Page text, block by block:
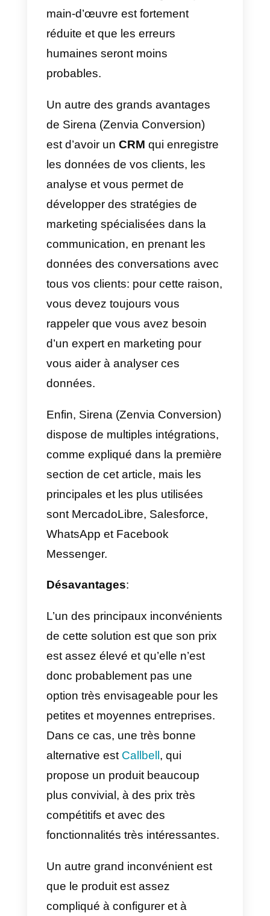
notre compte.
Une fois que nous aurons tout
rempli avec succès, nos
seront sauvegardées et nous
pourrons nous rendre dans la
section Sirena, ce qui nous
permettra de commencer à
l’outil.
Avantages et
désavantages de
Sirena (Zenvia
Comme tout outil,Sirena(Zenvia
Conversion) a des avantages et
des désavantages, nous allons
expliquer chacun d’entre eux ci-
dessous:
Avantages:
Sirena (Zenvia Conversion) vous
permet de maintenir le contrôle
toutes les communications de
votre entreprise, tant internes